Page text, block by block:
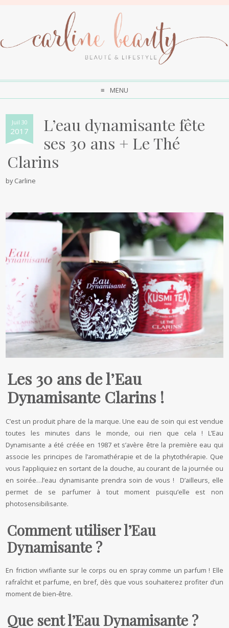
MENU
Juil 30
2017
L’eau dynamisante fête
ses 30 ans + Le Thé
Clarins
byCarline
Les 30 ans de l’Eau
Dynamisante Clarins !
C’est un produit phare de la marque. Une eau de soin qui est vendue
toutes les minutes dans le monde, oui rien que cela ! L’Eau
Dynamisante a été créée en 1987 et s’avère être la première eau qui
associe les principes de l’aromathérapie et de la phytothérapie. Que
vous l’appliquiez en sortant de la douche, au courant de la journée ou
en soirée…l’eau dynamisante prendra soin de vous ! D’ailleurs, elle
permet de se parfumer à tout moment puisqu’elle est non
photosensibilisante.
Comment utiliser l’Eau
Dynamisante ?
En friction vivifiante sur le corps ou en spray comme un parfum ! Elle
rafraîchit et parfume, en bref, dès que vous souhaiterez profiter d’un
moment de bien-être.
Que sent l’Eau Dynamisante ?